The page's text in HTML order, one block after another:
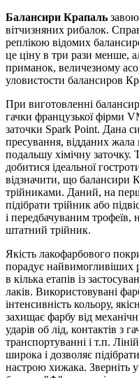
Балансири Крапаль
вітчизняних рибалок.
реплікою відомих
це ціну в три рази менше,
приманок, величезному
уловистости балансиров
При виготовленні
гачки французької фірми
заточки Spark Point. Дана
пресування, відданих жала
подальшу хімічну заточку.
добитися ідеальної
відзначити, що балансири
трійниками. Даний, на
підібрати трійник або
і передбачуваним трофеїв,
штатний трійник.
Якість лакофарбового
порадує найвимогливіших
в кілька етапів із
лаків. Використовувані
інтенсивність кольору,
захищає фарбу від
ударів об лід, контактів з
транспортуванні і т.п.
широка і дозволяє
настрою хижака. Зверніть